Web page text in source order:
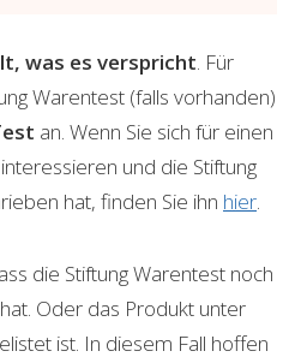
was es verspricht. Für
Warentest (falls vorhanden)
an. Wenn Sie sich für einen
und die Stiftung
hat, finden Sie ihn hier.
die Stiftung Warentest noch
Oder das Produkt unter
ist. In diesem Fall hoffen